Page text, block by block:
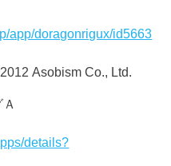
app/doragonrigux/id5663
Asobism Co., Ltd.
details?